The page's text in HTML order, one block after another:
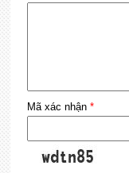
Mã xác nhận *